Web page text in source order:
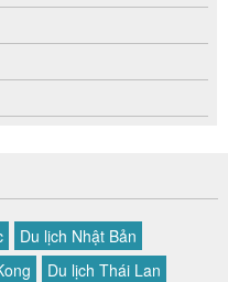
Du lịch Nhật Bản
Du lịch Thái Lan